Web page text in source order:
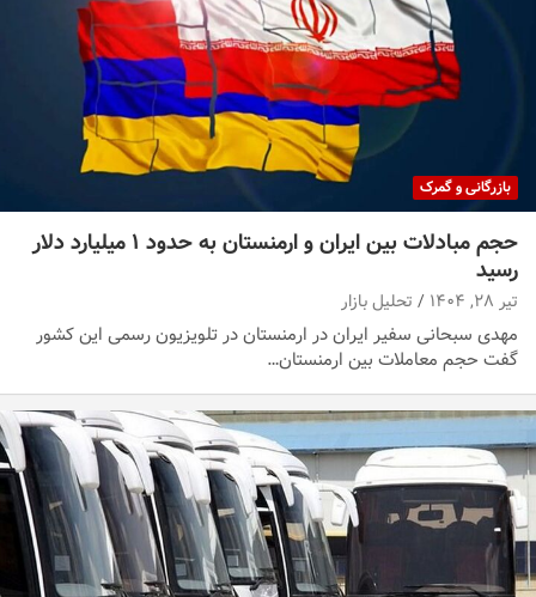
بازرگانی و گمرک
حجم مبادلات بین ایران و ارمنستان به حدود ۱ میلیارد دلار
رسید
تیر ۲۸, ۱۴۰۴ تحلیل بازار
مهدی سبحانی سفیر ایران در ارمنستان در تلویزیون رسمی این کشور
گفت حجم معاملات بین ارمنستان…